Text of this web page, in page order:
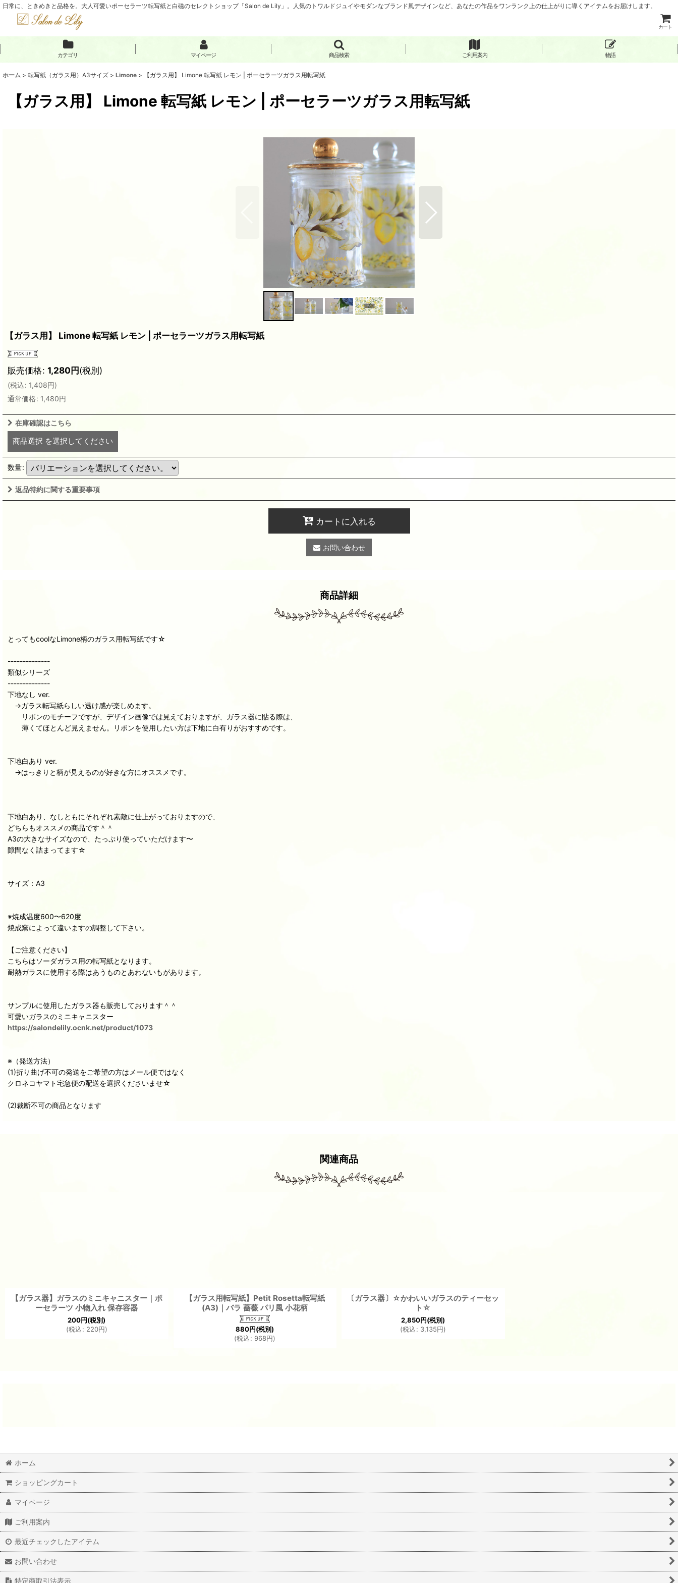
日常に、ときめきと品格を。大人可愛いポーセラーツ転写紙と白磁のセレクトショップ「Salon de Lily」。人気のトワルドジュイやモダンなブランド風デザインなど、あなたの作品をワンランク上の仕上がりに導くアイテムをお届けします。
カート
カテゴリ マイページ 商品検索 ご利用案内 物語
ホーム > 転写紙（ガラス用）A3サイズ > Limone > 【ガラス用】 Limone 転写紙 レモン | ポーセラーツガラス用転写紙
【ガラス用】 Limone 転写紙 レモン | ポーセラーツガラス用転写紙
【ガラス用】 Limone 転写紙 レモン | ポーセラーツガラス用転写紙
販売価格: 1,280円(税別)
(税込: 1,408円)
通常価格: 1,480円
在庫確認はこちら
商品選択 を選択してください
数量:
返品特約に関する重要事項
カートに入れる
お問い合わせ
商品詳細
とってもcoolなLimone柄のガラス用転写紙です☆
--------------
類似シリーズ
--------------
下地なし ver.
→ガラス転写紙らしい透け感が楽しめます。
リボンのモチーフですが、デザイン画像では見えておりますが、ガラス器に貼る際は、
薄くてほとんど見えません。リボンを使用したい方は下地に白有りがおすすめです。
下地白あり ver.
→はっきりと柄が見えるのが好きな方にオススメです。
下地白あり、なしともにそれぞれ素敵に仕上がっておりますので、
どちらもオススメの商品です＾＾
A3の大きなサイズなので、たっぷり使っていただけます〜
隙間なく詰まってます☆
サイズ：A3
※焼成温度600〜620度
焼成窯によって違いますの調整して下さい。
【ご注意ください】
こちらはソーダガラス用の転写紙となります。
耐熱ガラスに使用する際はあうものとあわないもがあります。
サンプルに使用したガラス器も販売しております＾＾
可愛いガラスのミニキャニスター
https://salondelily.ocnk.net/product/1073
※（発送方法）
(1)折り曲げ不可の発送をご希望の方はメール便ではなく
クロネコヤマト宅急便の配送を選択くださいませ☆
(2)裁断不可の商品となります
関連商品
【ガラス器】ガラスのミニキャニスター｜ポ
ーセラーツ 小物入れ 保存容器
200円(税別)
(税込: 220円)
【ガラス用転写紙】Petit Rosetta転写紙
(A3)｜バラ 薔薇 パリ風 小花柄
880円(税別)
(税込: 968円)
〔ガラス器〕☆かわいいガラスのティーセッ
ト☆
2,850円(税別)
(税込: 3,135円)
ホーム
ショッピングカート
マイページ
ご利用案内
最近チェックしたアイテム
お問い合わせ
特定商取引法表示